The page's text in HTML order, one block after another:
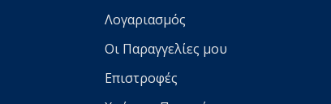
Λογαριασμός
Οι Παραγγελίες μου
Επιστροφές